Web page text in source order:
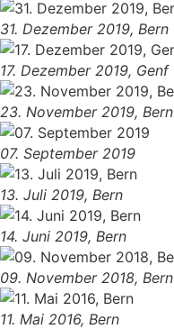
31. Dezember 2019, Bern
17. Dezember 2019, Genf
23. November 2019, Bern
07. September 2019
13. Juli 2019, Bern
14. Juni 2019, Bern
09. November 2018, Bern
11. Mai 2016, Bern